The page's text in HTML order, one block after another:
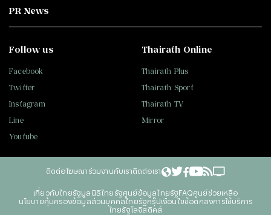
PR News
Follow us
Facebook
Twitter
Instagram
Line
Youtube
Thairath Online
Thairath Plus
Thairath Sport
Thairath TV
Mirror
ติดต่อโฆษณา ร่วมงานกับเราติดต่อเรา
เกี่ยวกับไทยรัฐมูลนิธิไทยรัฐศูนย์ข้อมูลไทยรัฐFAQศูนย์ช่วยเหลือ
นโยบายคุ้มครองข้อมูลส่วนบุคคลไทยรัฐกรุ๊ปเงื่อนไขข้อตกลงการใช้บริการ
ไทยรัฐโลจิสติคส์